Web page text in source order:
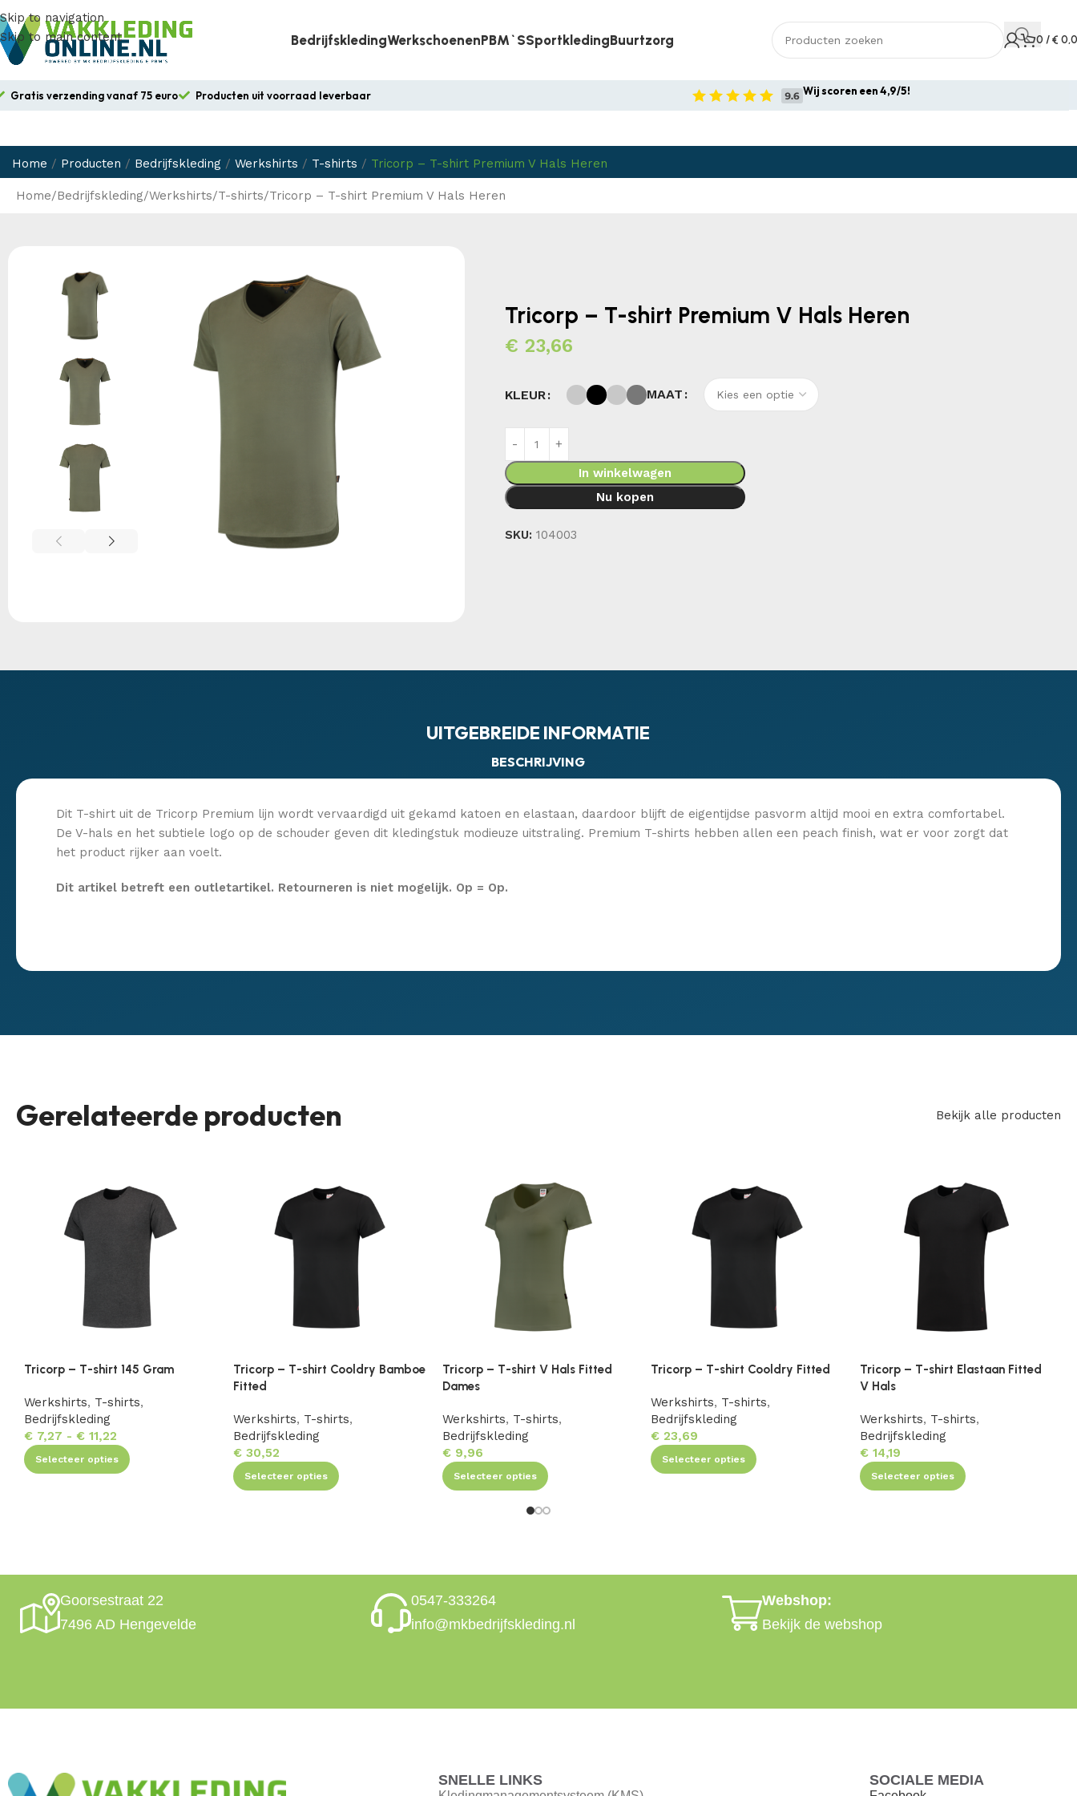
Skip to navigation
Skip to main content
BedrijfskledingWerkschoenenPBM`sSportkledingBuurtzorg 0 /€
Wij scoren een 4,9/5!
Gratis verzending vanaf 75 euro Producten uit voorraad leverbaar
Home / Producten / Bedrijfskleding / Werkshirts / T-shirts / Tricorp – T-shirt Premium V Hals Heren
Home Bedrijfskleding Werkshirts T-shirts Tricorp – T-shirt Premium V Hals Heren
Tricorp – T-shirt Premium V Hals Heren
€ 23,66
KLEUR MAAT
In winkelwagen
Nu kopen
SKU: 104003
UITGEBREIDE INFORMATIE
BESCHRIJVING
Dit T-shirt uit de Tricorp Premium lijn wordt vervaardigd uit gekamd katoen en elastaan, daardoor blijft de eigentijdse pasvorm altijd mooi en extra comfortabel.
De V-hals en het subtiele logo op de schouder geven dit kledingstuk modieuze uitstraling. Premium T-shirts hebben allen een peach finish, wat er voor zorgt dat
het product rijker aan voelt.
Dit artikel betreft een outletartikel. Retourneren is niet mogelijk. Op = Op.
Gerelateerde producten Bekijk alle producten
Tricorp – T-shirt 145 Gram
Werkshirts, T-shirts,
Bedrijfskleding
€ 7,27 - € 11,22
Selecteer opties
Tricorp – T-shirt Cooldry Bamboe
Fitted
Werkshirts, T-shirts,
Bedrijfskleding
€30,52
Selecteer opties
Tricorp – T-shirt V Hals Fitted
Dames
Werkshirts, T-shirts,
Bedrijfskleding
€9,96
Selecteer opties
Tricorp – T-shirt Cooldry Fitted
Werkshirts, T-shirts,
Bedrijfskleding
€ 23,69
Selecteer opties
Tricorp – T-shirt Elastaan Fitted
V Hals
Werkshirts, T-shirts,
Bedrijfskleding
€ 14,19
Selecteer opties
Goorsestraat 22
7496 AD Hengevelde
0547-333264
info@mkbedrijfskleding.nl
Webshop:
Bekijk de webshop
SNELLE LINKS SOCIALE MEDIA